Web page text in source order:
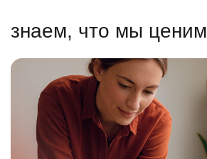
знаем, что мы ценим